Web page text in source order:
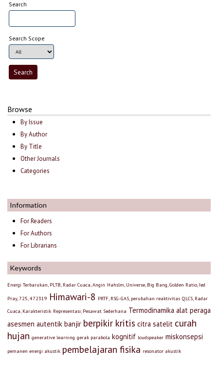
Search
Search Scope
Browse
By Issue
By Author
By Title
Other Journals
Categories
Information
For Readers
For Authors
For Librarians
Keywords
Energi Terbarukan, PLTB, Radar Cuaca, Angin Hahslm, Universe, Big Bang, Golden Ratio, Ied
Pray, 725, 472319 Himawari-8 PRTF, RSG-GAS, perubahan reaktivitas QLCS, Radar
Cuaca, Karakteristik Representasi, Pesawat Sederhana Termodinamika alat peraga
asesmen autentik banjir berpikir kritis citra satelit curah
hujan generative learning gerak parabola kognitif loudspeaker miskonsepsi
pemanen energi akustik pembelajaran fisika resonator akustik